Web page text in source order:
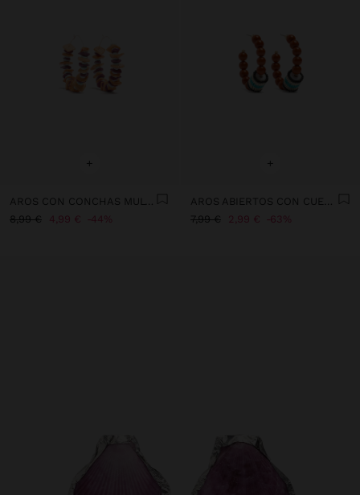
+
AROS CON CONCHAS MULTICOLOR
8,99 €
4,99 € 44%
+
AROS ABIERTOS CON CUENTAS Y ABALORIOS
7,99 €
2,99 € 63%